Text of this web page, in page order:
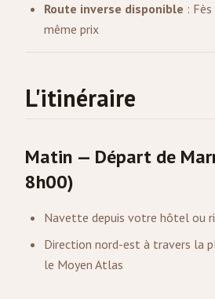
Route inverse disponible :
même prix
L'itinéraire
Matin — Départ de
8h00)
Navette depuis votre hôtel ou
Direction nord-est à travers la
le Moyen Atlas